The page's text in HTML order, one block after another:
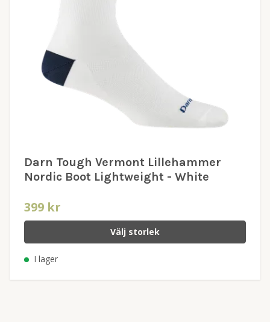
Darn Tough Vermont Lillehammer
Nordic Boot Lightweight - White
399 kr
Välj storlek
I lager